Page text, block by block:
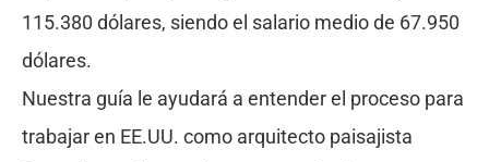
115.380 dólares, siendo el salario medio de 67.950
dólares.
Nuestra guía le ayudará a entender el proceso para
trabajar en EE.UU. como arquitecto paisajista